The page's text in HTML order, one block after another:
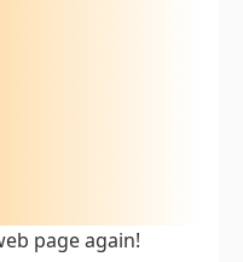
page again!